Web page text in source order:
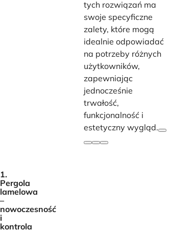
tych rozwiązań ma
swoje specyficzne
zalety, które mogą
idealnie odpowiadać
na potrzeby różnych
użytkowników,
zapewniając
jednocześnie
trwałość,
funkcjonalność i
estetyczny wygląd.
1.
Pergola
lamelowa
–
nowoczesność
i
kontrola